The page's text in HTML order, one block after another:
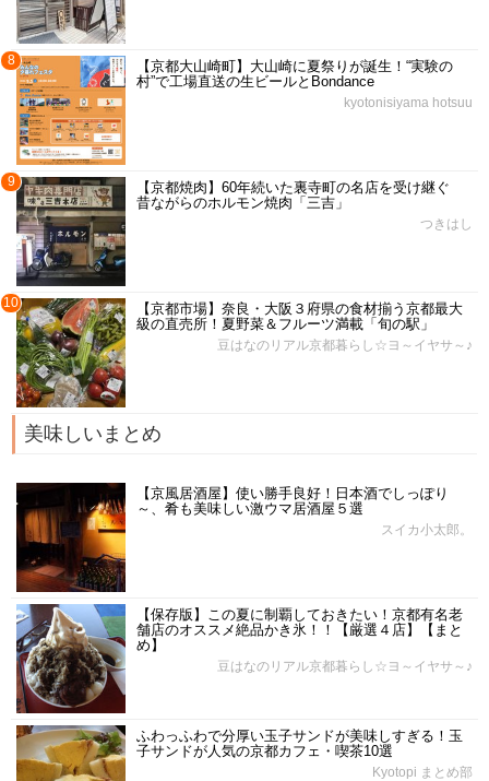
8
【京都大山崎町】大山崎に夏祭りが誕生！“実験の
村”で工場直送の生ビールとBondance
kyotonisiyama hotsuu
9
【京都焼肉】60年続いた裏寺町の名店を受け継ぐ
昔ながらのホルモン焼肉「三吉」
つきはし
10
【京都市場】奈良・大阪３府県の食材揃う京都最大
級の直売所！夏野菜＆フルーツ満載「旬の駅」
豆はなのリアル京都暮らし☆ヨ～イヤサ～♪
美味しいまとめ
【京風居酒屋】使い勝手良好！日本酒でしっぽり
～、肴も美味しい激ウマ居酒屋５選
スイカ小太郎。
【保存版】この夏に制覇しておきたい！京都有名老
舗店のオススメ絶品かき氷！！【厳選４店】【まと
め】
豆はなのリアル京都暮らし☆ヨ～イヤサ～♪
ふわっふわで分厚い玉子サンドが美味しすぎる！玉
子サンドが人気の京都カフェ・喫茶10選
Kyotopi まとめ部